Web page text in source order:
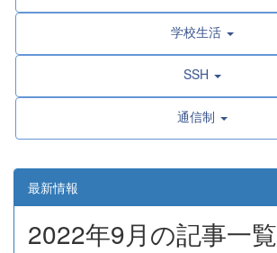
学校生活
SSH
通信制
最新情報
2022年9月の記事一覧